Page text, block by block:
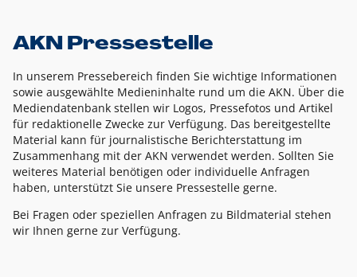
AKN Pressestelle
In unserem Pressebereich finden Sie wichtige Informationen
sowie ausgewählte Medieninhalte rund um die AKN. Über die
Mediendatenbank stellen wir Logos, Pressefotos und Artikel
für redaktionelle Zwecke zur Verfügung. Das bereitgestellte
Material kann für journalistische Berichterstattung im
Zusammenhang mit der AKN verwendet werden. Sollten Sie
weiteres Material benötigen oder individuelle Anfragen
haben, unterstützt Sie unsere Pressestelle gerne.
Bei Fragen oder speziellen Anfragen zu Bildmaterial stehen
wir Ihnen gerne zur Verfügung.